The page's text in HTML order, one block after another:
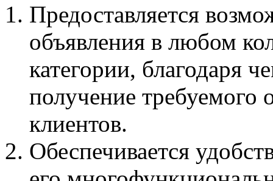
Предоставляется
объявления в любом
категории, благодаря
получение требуемого
клиентов.
Обеспечивается